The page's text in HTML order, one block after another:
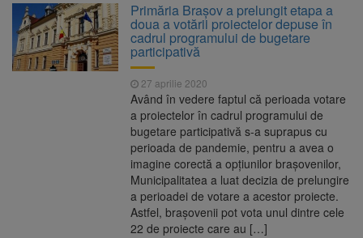
Primăria Brașov a prelungit etapa a
doua a votării proiectelor depuse în
cadrul programului de bugetare
participativă
27 aprilie 2020
Având în vedere faptul că perioada votare
a proiectelor în cadrul programului de
bugetare participativă s-a suprapus cu
perioada de pandemie, pentru a avea o
imagine corectă a opțiunilor brașovenilor,
Municipalitatea a luat decizia de prelungire
a perioadei de votare a acestor proiecte.
Astfel, brașovenii pot vota unul dintre cele
22 de proiecte care au […]